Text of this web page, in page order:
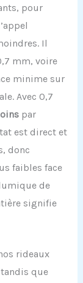
pour
Il
mm, voire
minime sur
Avec 0,7
par
est direct et
donc
faibles face
de
signifie
rideaux
que